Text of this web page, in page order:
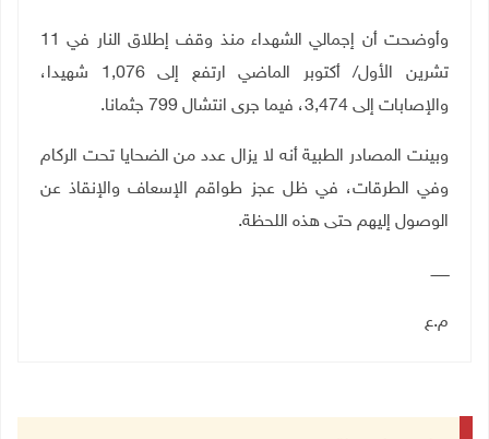
وأوضحت أن إجمالي الشهداء منذ وقف إطلاق النار في 11
تشرين الأول/ أكتوبر الماضي ارتفع إلى 1,076 شهيدا،
والإصابات إلى 3,474، فيما جرى انتشال 799 جثمانا
.
وبينت المصادر الطبية أنه لا يزال عدد من الضحايا تحت الركام
وفي الطرقات، في ظل عجز طواقم الإسعاف والإنقاذ عن
الوصول إليهم حتى هذه اللحظة.
ــــــــ
م.ع